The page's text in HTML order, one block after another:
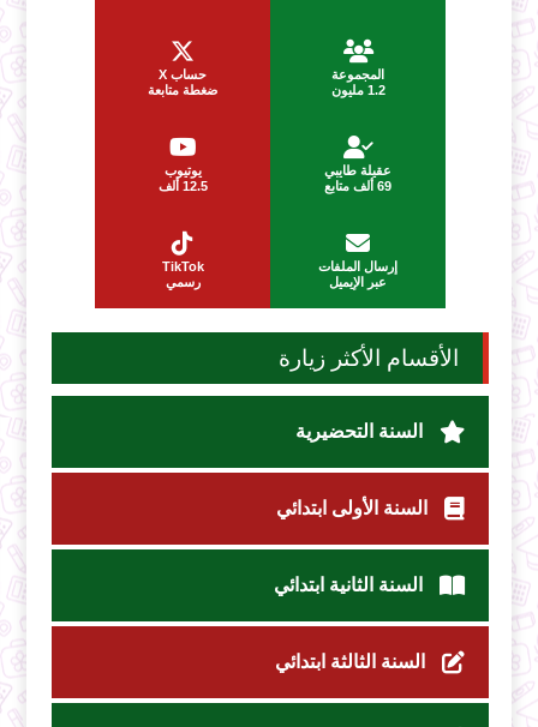
المجموعة
1.2 مليون
حساب X
ضغطة متابعة
عقيلة طايبي
69 ألف متابع
يوتيوب
12.5 ألف
إرسال الملفات
عبر الإيميل
TikTok
رسمي
الأقسام الأكثر زيارة
السنة التحضيرية
السنة الأولى ابتدائي
السنة الثانية ابتدائي
السنة الثالثة ابتدائي